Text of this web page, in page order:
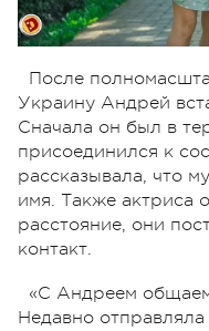
После
Украину Андрей
Сначала он был в
присоединился к
рассказывала, что
имя. Также актриса
расстояние, они
контакт.
«С Андреем
Недавно